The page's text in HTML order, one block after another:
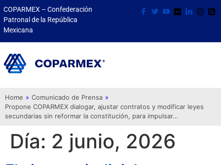
COPARMEX – Confederación
Patronal de la República
Mexicana
Home » Comunicado de Prensa »
Propone COPARMEX dialogar, ajustar contratos y modificar leyes
secundarias sin reformar la constitución, para impulsar…
Día: 2 junio, 2026